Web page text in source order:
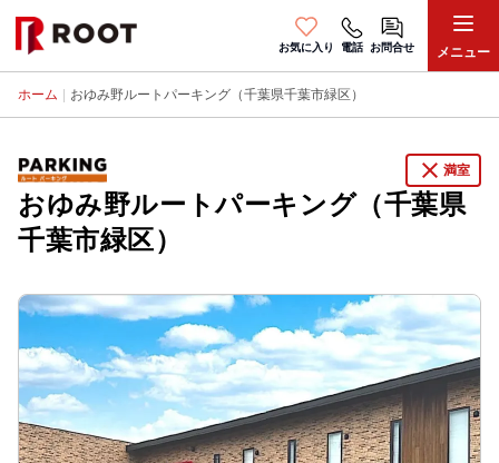
お気に入り 電話 お問合せ メニュー
ホーム おゆみ野ルートパーキング（千葉県千葉市緑区）
close 満室
おゆみ野ルートパーキング（千葉県
千葉市緑区）